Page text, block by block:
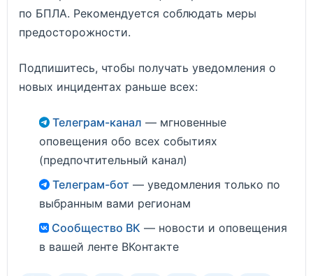
по БПЛА. Рекомендуется соблюдать меры
предосторожности.
Подпишитесь, чтобы получать уведомления о
новых инцидентах раньше всех:
Телеграм-канал — мгновенные
оповещения обо всех событиях
(предпочтительный канал)
Телеграм-бот — уведомления только по
выбранным вами регионам
Сообщество ВК — новости и оповещения
в вашей ленте ВКонтакте